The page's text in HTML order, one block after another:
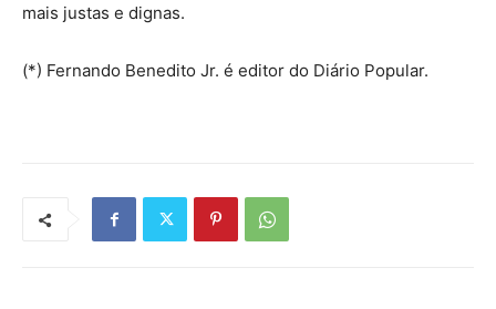
mais justas e dignas.
(*) Fernando Benedito Jr. é editor do Diário Popular.